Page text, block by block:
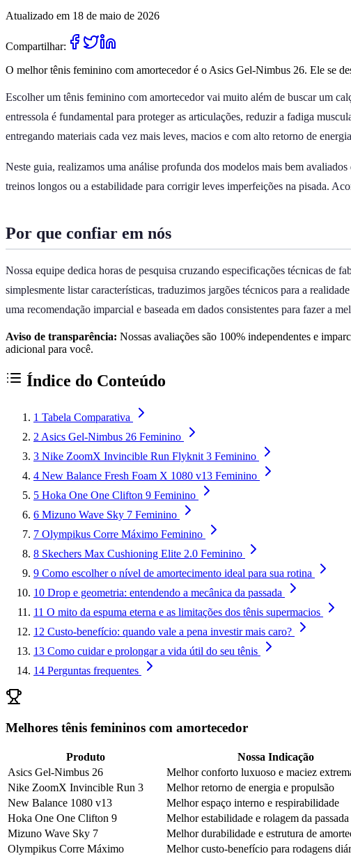
Atualizado em 18 de maio de 2026
Compartilhar:
O melhor tênis feminino com amortecedor é o Asics Gel-Nimbus 26. Ele se
Escolher um tênis feminino com amortecedor vai muito além de buscar um
entressola é fundamental para proteger as articulações, reduzir a fadiga
entregando materiais cada vez mais leves, macios e com alto retorno de
Neste guia, realizamos uma análise profunda dos modelos mais bem
treinos longos ou a estabilidade para corrigir leves imperfeições na pisada.
Por que confiar em nós
Nossa equipe dedica horas de pesquisa cruzando especificações técnicas de
simplesmente listar características, traduzimos jargões técnicos para a
uma recomendação imparcial e baseada em dados consistentes para fazer a
Aviso de transparência: Nossas avaliações são 100% independentes e
adicional para você.
Índice do Conteúdo
1 Tabela Comparativa
2 Asics Gel-Nimbus 26 Feminino
3 Nike ZoomX Invincible Run Flyknit 3 Feminino
4 New Balance Fresh Foam X 1080 v13 Feminino
5 Hoka One One Clifton 9 Feminino
6 Mizuno Wave Sky 7 Feminino
7 Olympikus Corre Máximo Feminino
8 Skechers Max Cushioning Elite 2.0 Feminino
9 Como escolher o nível de amortecimento ideal para sua rotina
10 Drop e geometria: entendendo a mecânica da passada
11 O mito da espuma eterna e as limitações dos tênis supermacios
12 Custo-benefício: quando vale a pena investir mais caro?
13 Como cuidar e prolongar a vida útil do seu tênis
14 Perguntas frequentes
Melhores tênis femininos com amortecedor
Produto Nossa Indicação
Asics Gel-Nimbus 26
Melhor conforto luxuoso e maciez
Nike ZoomX Invincible Run 3
Melhor retorno de energia e propulsão
New Balance 1080 v13
Melhor espaço interno e respirabilidade
Hoka One One Clifton 9
Melhor estabilidade e rolagem da passada
Mizuno Wave Sky 7
Melhor durabilidade e estrutura de
Olympikus Corre Máximo
Melhor custo-benefício para rodagens